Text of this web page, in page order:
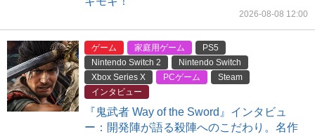
2026-08-08 12:00
ゲーム 家庭用ゲーム
PS5
Nintendo Switch 2
Nintendo Switch
Xbox Series X
PCゲーム
Steam
インタビュー
『鬼武者 Way of the Sword』インタビュ
ー：開発陣が語る殺陣へのこだわり。名作